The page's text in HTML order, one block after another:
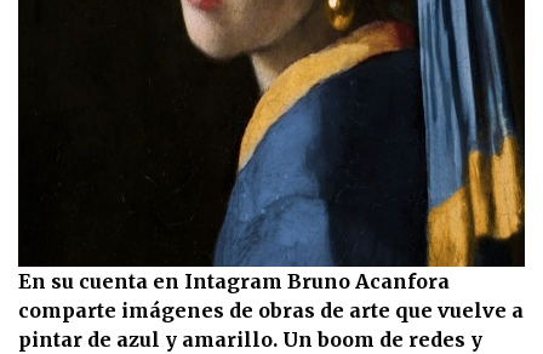
En su cuenta en Intagram Bruno Acanfora
comparte imágenes de obras de arte que vuelve a
pintar de azul y amarillo. Un boom de redes y